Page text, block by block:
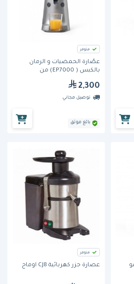
متوفر
عصّارة الحمضيات و الرمان
بالكبس ( EP7000) من
Espressions
2,300
توصيل مجاني
بائع موثق
متوفر
عصارة جزر كهربائية CJ8 اوماج